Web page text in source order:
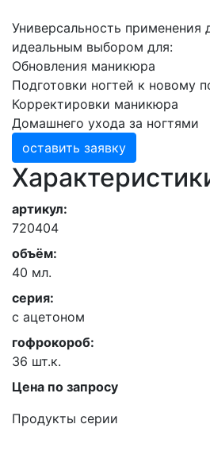
Универсальность применения
идеальным выбором для:
Обновления маникюра
Подготовки ногтей к новому
Корректировки маникюра
Домашнего ухода за ногтями
оставить заявку
артикул:
720404
объём:
40 мл.
серия:
с ацетоном
гофрокороб:
36 шт.к.
Цена по запросу
Продукты серии